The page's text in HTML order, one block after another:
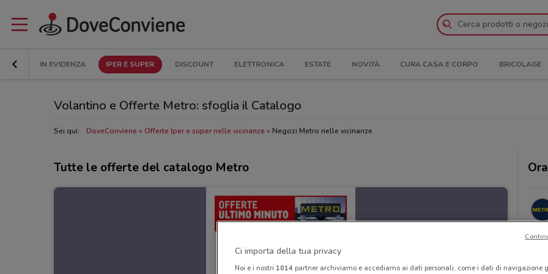
IN EVIDENZA IPER E SUPER DISCOUNT ELETTRONICA ESTATE NOVITÀ CURA CASA E CORPO BRICOLAGE
Volantino e Offerte Metro: sfoglia il Catalogo
Sei qui: DoveConviene Offerte Iper e super nelle vicinanze Negozi Metro nelle vicinanze
Tutte le offerte del catalogo Metro
Ci importa della tua privacy
Noi e i nostri 1014partner archiviamo e accediamo ai dati personali, come i dati di navigazione